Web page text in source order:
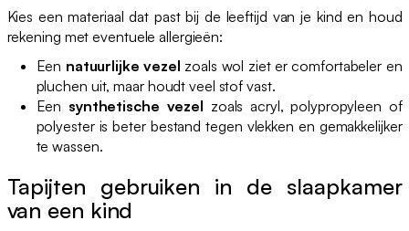
Kies een materiaal dat past bij de leeftijd van je kind en houd
rekening met eventuele allergieën:
Een natuurlijke vezel zoals wol ziet er comfortabeler en
pluchen uit, maar houdt veel stof vast.
Een synthetische vezel zoals acryl, polypropyleen of
polyester is beter bestand tegen vlekken en gemakkelijker
te wassen.
Tapijten gebruiken in de slaapkamer
van een kind